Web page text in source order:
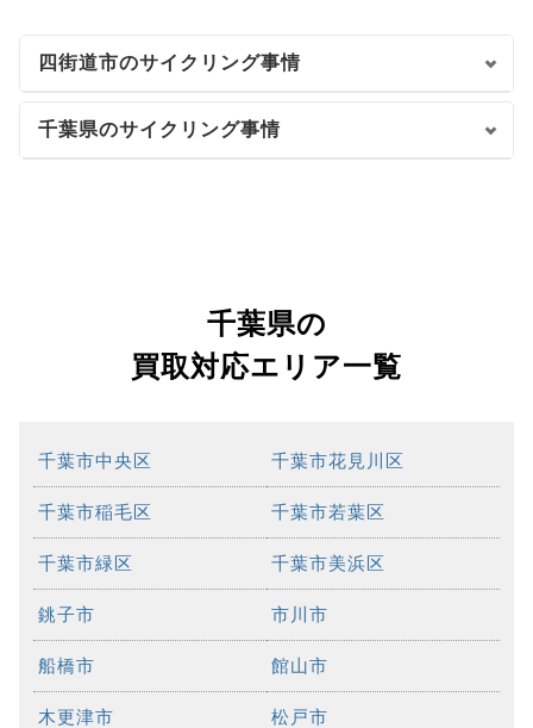
四街道市のサイクリング事情
千葉県のサイクリング事情
千葉県の
買取対応エリア一覧
千葉市中央区 千葉市花見川区
千葉市稲毛区 千葉市若葉区
千葉市緑区 千葉市美浜区
銚子市 市川市
船橋市 館山市
木更津市 松戸市